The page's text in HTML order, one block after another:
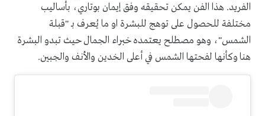
الفريد. هذا الفن يمكن تحقيقه وفق إيمان بوتاري، بأساليب
مختلفة للحصول على توهج للبشرة او ما يُعرف بـ "قبلة
الشمس"، وهو مصطلح يعتمده خبراء الجمال حيث تبدو البشرة
هنا وكأنها لفحتها الشمس في أعلى الخدين والأنف والجبين.